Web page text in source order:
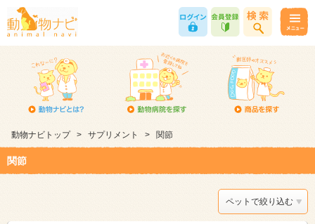
動物ナビトップ > サプリメント > 関節
関節
ペットで絞り込む